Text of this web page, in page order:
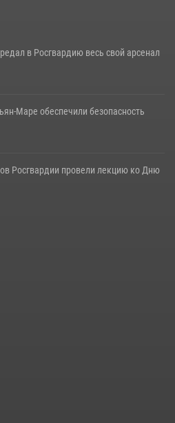
в Росгвардию весь свой арсенал
Маре обеспечили безопасность
Росгвардии провели лекцию ко Дню